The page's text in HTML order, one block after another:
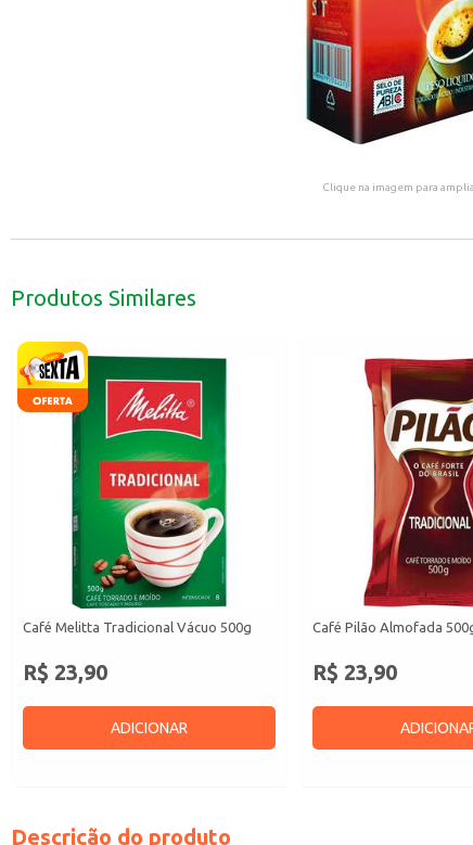
Clique na imagem para
Produtos Similares
Café Melitta Tradicional Vácuo 500g
R$ 23,90
ADICIONAR
Café Pilão Almofada
R$ 23,90
Descrição do produto